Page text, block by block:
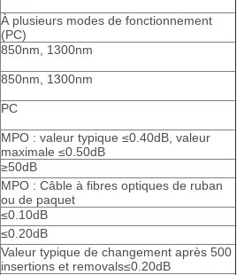
À plusieurs modes de fonctionnement
(PC)
850nm, 1300nm
850nm, 1300nm
PC
MPO : valeur typique ≤0.40dB, valeur
maximale ≤0.50dB
≥50dB
MPO : Câble à fibres optiques de ruban
ou de paquet
≤0.10dB
≤0.20dB
Valeur typique de changement après 500
insertions et removals≤0.20dB